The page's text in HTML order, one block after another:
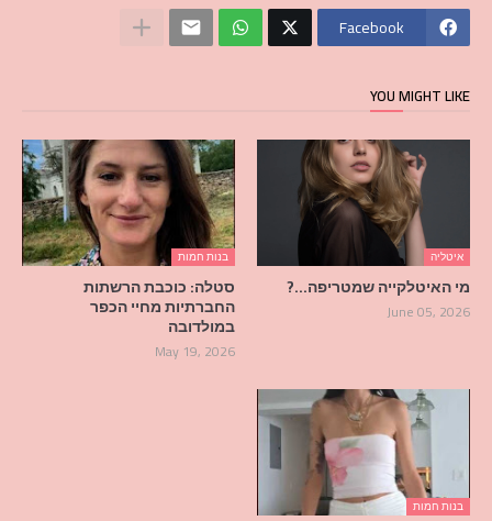
Facebook
YOU MIGHT LIKE
איטליה
מי האיטלקייה שמטריפה…?
June 05, 2026
בנות חמות
סטלה: כוכבת הרשתות
החברתיות מחיי הכפר
במולדובה
May 19, 2026
בנות חמות